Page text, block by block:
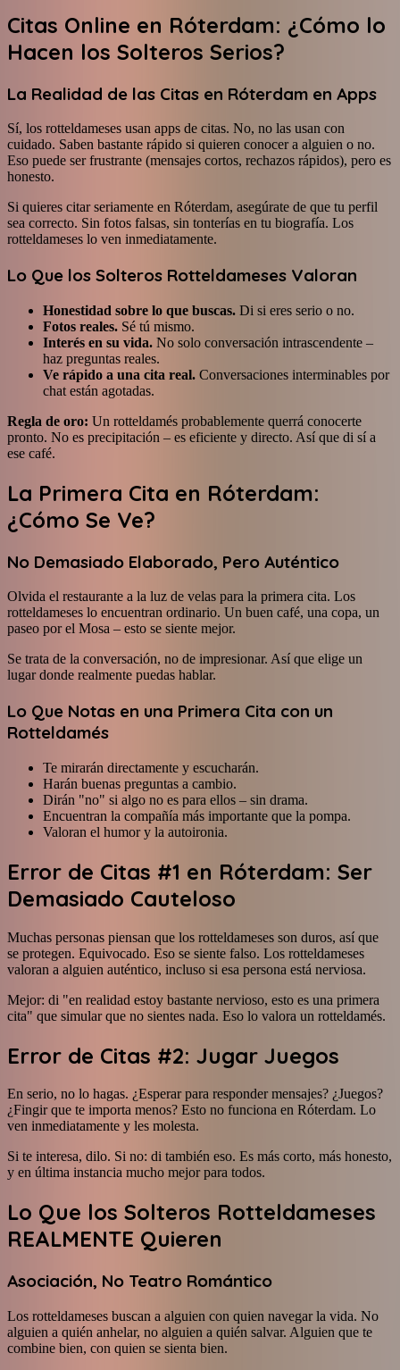
Citas Online en Róterdam: ¿Cómo lo
Hacen los Solteros Serios?
La Realidad de las Citas en Róterdam en Apps
Sí, los rotteldameses usan apps de citas. No, no las usan con
cuidado. Saben bastante rápido si quieren conocer a alguien o no.
Eso puede ser frustrante (mensajes cortos, rechazos rápidos), pero es
honesto.
Si quieres citar seriamente en Róterdam, asegúrate de que tu perfil
sea correcto. Sin fotos falsas, sin tonterías en tu biografía. Los
rotteldameses lo ven inmediatamente.
Lo Que los Solteros Rotteldameses Valoran
Honestidad sobre lo que buscas. Di si eres serio o no.
Fotos reales. Sé tú mismo.
Interés en su vida. No solo conversación intrascendente –
haz preguntas reales.
Ve rápido a una cita real. Conversaciones interminables por
chat están agotadas.
Regla de oro: Un rotteldamés probablemente querrá conocerte
pronto. No es precipitación – es eficiente y directo. Así que di sí a
ese café.
La Primera Cita en Róterdam:
¿Cómo Se Ve?
No Demasiado Elaborado, Pero Auténtico
Olvida el restaurante a la luz de velas para la primera cita. Los
rotteldameses lo encuentran ordinario. Un buen café, una copa, un
paseo por el Mosa – esto se siente mejor.
Se trata de la conversación, no de impresionar. Así que elige un
lugar donde realmente puedas hablar.
Lo Que Notas en una Primera Cita con un
Rotteldamés
Te mirarán directamente y escucharán.
Harán buenas preguntas a cambio.
Dirán "no" si algo no es para ellos – sin drama.
Encuentran la compañía más importante que la pompa.
Valoran el humor y la autoironia.
Error de Citas #1 en Róterdam: Ser
Demasiado Cauteloso
Muchas personas piensan que los rotteldameses son duros, así que
se protegen. Equivocado. Eso se siente falso. Los rotteldameses
valoran a alguien auténtico, incluso si esa persona está nerviosa.
Mejor: di "en realidad estoy bastante nervioso, esto es una primera
cita" que simular que no sientes nada. Eso lo valora un rotteldamés.
Error de Citas #2: Jugar Juegos
En serio, no lo hagas. ¿Esperar para responder mensajes? ¿Juegos?
¿Fingir que te importa menos? Esto no funciona en Róterdam. Lo
ven inmediatamente y les molesta.
Si te interesa, dilo. Si no: di también eso. Es más corto, más honesto,
y en última instancia mucho mejor para todos.
Lo Que los Solteros Rotteldameses
REALMENTE Quieren
Asociación, No Teatro Romántico
Los rotteldameses buscan a alguien con quien navegar la vida. No
alguien a quién anhelar, no alguien a quién salvar. Alguien que te
combine bien, con quien se sienta bien.